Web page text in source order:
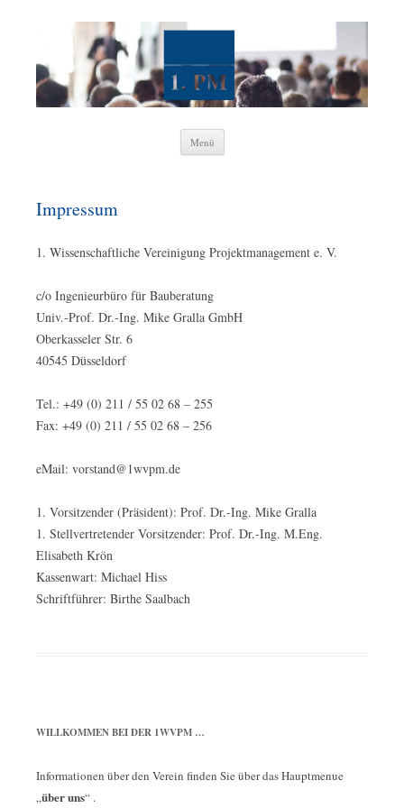
1. Wissenschaftliche Vereinigung
Projektmanagement e. V.
Menü Zum
springen
Impressum
1. Wissenschaftliche Vereinigung Projektmanagement e. V.
c/o Ingenieurbüro für Bauberatung
Univ.-Prof. Dr.-Ing. Mike Gralla GmbH
Oberkasseler Str. 6
40545 Düsseldorf
Tel.: +49 (0) 211 / 55 02 68 – 255
Fax: +49 (0) 211 / 55 02 68 – 256
eMail: vorstand@1wvpm.de
1. Vorsitzender (Präsident): Prof. Dr.-Ing. Mike Gralla
1. Stellvertretender Vorsitzender: Prof. Dr.-Ing. M.Eng.
Elisabeth Krön
Kassenwart: Michael Hiss
Schriftführer: Birthe Saalbach
WILLKOMMEN BEI DER 1WVPM …
Informationen über den Verein finden Sie über das Hauptmenue
„über uns“ .